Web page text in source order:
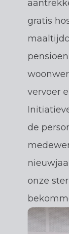
gratis
vervoer
de
onze